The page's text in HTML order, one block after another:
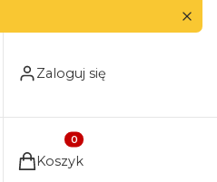
Zaloguj się
Produkty w koszyku: 0.
Koszyk